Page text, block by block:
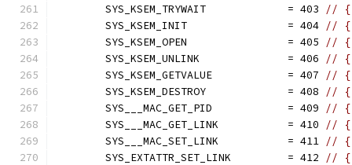
	SYS_KSEM_TRYWAIT             = 403
// {
	SYS_KSEM_INIT                = 404
// {
	SYS_KSEM_OPEN                = 405
// {
	SYS_KSEM_UNLINK              = 406
// {
	SYS_KSEM_GETVALUE            = 407
// {
	SYS_KSEM_DESTROY             = 408
// {
	SYS___MAC_GET_PID            = 409
// {
	SYS___MAC_GET_LINK           = 410
// {
	SYS___MAC_SET_LINK           = 411
// {
	SYS_EXTATTR_SET_LINK         = 412
// {